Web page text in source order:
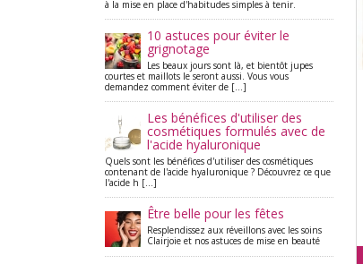
à la mise en place d'habitudes simples à tenir.
10 astuces pour éviter le
grignotage
Les beaux jours sont là, et bientôt jupes
courtes et maillots le seront aussi. Vous vous
demandez comment éviter de [...]
Les bénéfices d'utiliser des
cosmétiques formulés avec de
l'acide hyaluronique
Quels sont les bénéfices d'utiliser des cosmétiques
contenant de l'acide hyaluronique ? Découvrez ce que
l'acide h [...]
Être belle pour les fêtes
Resplendissez aux réveillons avec les soins
Clairjoie et nos astuces de mise en beauté